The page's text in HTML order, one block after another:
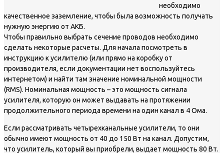
необходимо
качественное заземление, чтобы была возможность получать
нужную энергию от АКБ.
Чтобы правильно выбрать сечение проводов необходимо
сделать некоторые расчеты. Для начала посмотреть в
инструкцию к усилителю (или прямо на коробку от
производителя, если документации нет воспользуйтесь
интернетом) и найти там значение номинальной мощности
(RMS). Номинальная мощность – это мощность сигнала
усилителя, которую он может выдавать на протяжении
продолжительного периода времени на один канал в 4 Ома.
Если рассматривать четырехканальные усилители, то они
обычно имеют мощность от 40 до 150 Вт на канал. Допустим,
что усилитель, который вы приобрели, выдает мощность 80 Вт.